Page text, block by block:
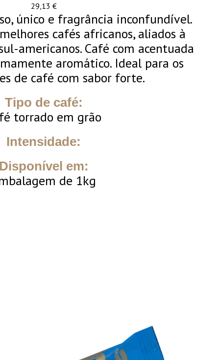
29,13 €
único e fragrância inconfundível.
cafés africanos, aliados à
americanos. Café com acentuada
aromático. Ideal para os
de café com sabor forte.
Tipo de café:
torrado em grão
Intensidade:
Disponível em:
de 1kg